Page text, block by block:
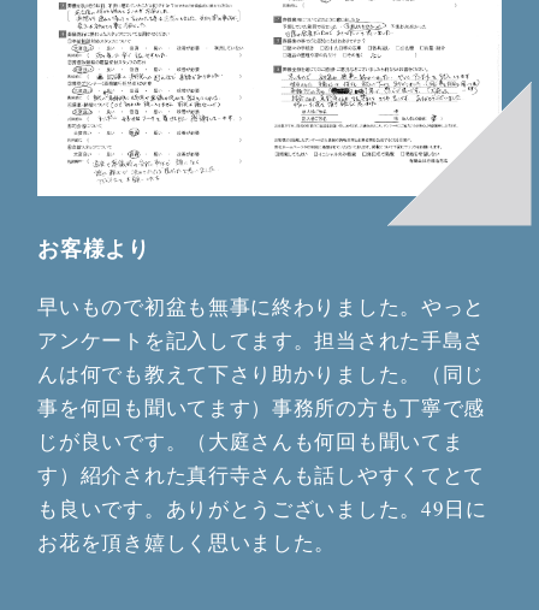
お客様より
早いもので初盆も無事に終わりました。やっと
アンケートを記入してます。担当された手島さ
んは何でも教えて下さり助かりました。（同じ
事を何回も聞いてます）事務所の方も丁寧で感
じが良いです。（大庭さんも何回も聞いてま
す）紹介された真行寺さんも話しやすくてとて
も良いです。ありがとうございました。49日に
お花を頂き嬉しく思いました。